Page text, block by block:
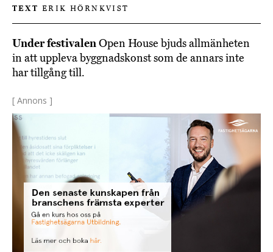
TEXT ERIK HÖRNKVIST
Under festivalenOpen House bjuds allmänheten
in att uppleva byggnadskonst som de annars inte
har tillgång till.
[ Annons ]